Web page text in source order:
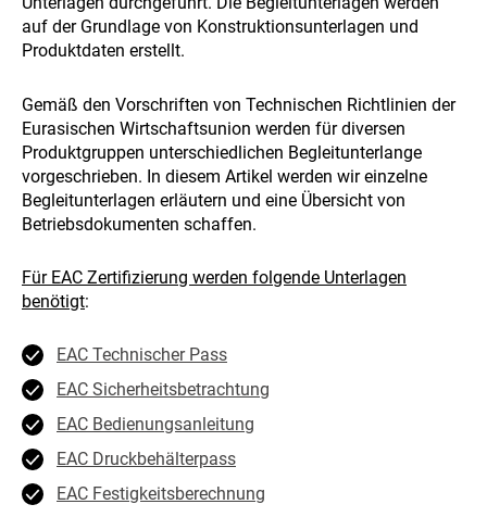
auf der Grundlage von Konstruktionsunterlagen und
Produktdaten erstellt.
Gemäß den Vorschriften von Technischen Richtlinien der
Eurasischen Wirtschaftsunion werden für diversen
Produktgruppen unterschiedlichen Begleitunterlange
vorgeschrieben. In diesem Artikel werden wir einzelne
Begleitunterlagen erläutern und eine Übersicht von
Betriebsdokumenten schaffen.
Für EAC Zertifizierung werden folgende Unterlagen
benötigt:
EAC Technischer Pass
EAC Sicherheitsbetrachtung
EAC Bedienungsanleitung
EAC Druckbehälterpass
EAC Festigkeitsberechnung